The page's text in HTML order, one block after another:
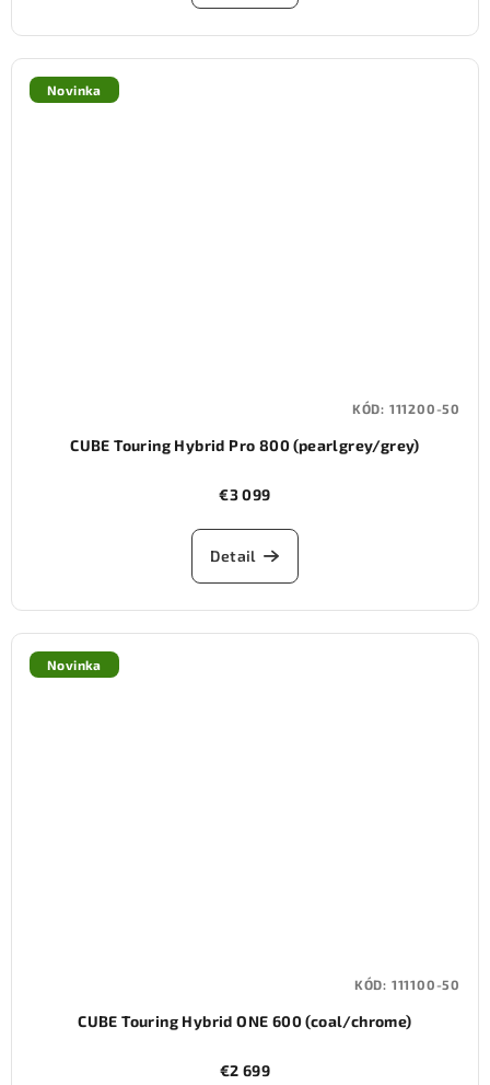
Novinka
CUBE Touring Hybrid Pro 800 (pearlgrey/grey)
€3 099
Detail
KÓD: 111200-50
Novinka
CUBE Touring Hybrid ONE 600 (coal/chrome)
€2 699
KÓD: 111100-50